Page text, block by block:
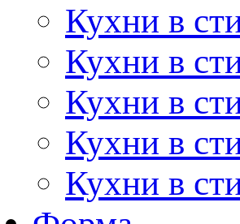
Кухни в
Кухни в
Кухни в
Кухни в
Кухни в